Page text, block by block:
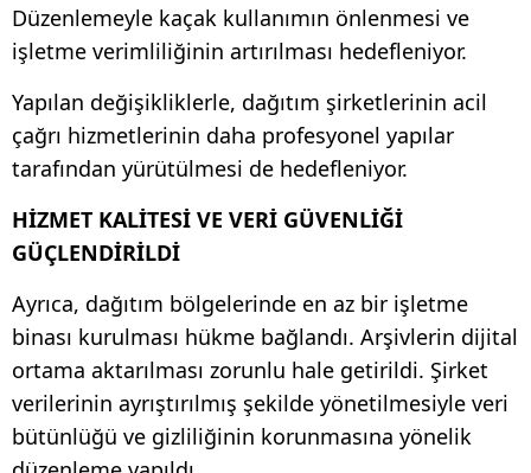
Düzenlemeyle kaçak kullanımın önlenmesi ve
işletme verimliliğinin artırılması hedefleniyor.
Yapılan değişikliklerle, dağıtım şirketlerinin acil
çağrı hizmetlerinin daha profesyonel yapılar
tarafından yürütülmesi de hedefleniyor.
HİZMET KALİTESİ VE VERİ GÜVENLİĞİ
GÜÇLENDİRİLDİ
Ayrıca, dağıtım bölgelerinde en az bir işletme
binası kurulması hükme bağlandı. Arşivlerin dijital
ortama aktarılması zorunlu hale getirildi. Şirket
verilerinin ayrıştırılmış şekilde yönetilmesiyle veri
bütünlüğü ve gizliliğinin korunmasına yönelik